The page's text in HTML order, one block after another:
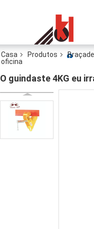
Casa Produtos
oficina
O guindaste 4KG eu